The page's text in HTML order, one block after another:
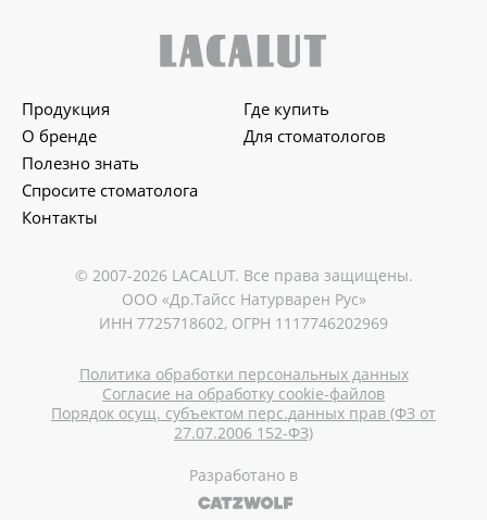
Продукция
О бренде
Полезно знать
Спросите стоматолога
Контакты
Где купить
Для стоматологов
© 2007-2026 LACALUT. Все права защищены.
ООО «Др.Тайсс Натурварен Рус»
ИНН 7725718602, ОГРН 1117746202969
Политика обработки персональных данных
Согласие на обработку cookie-файлов
Порядок осущ. субъектом перс.данных прав (ФЗ от
27.07.2006 152-ФЗ)
Разработано в